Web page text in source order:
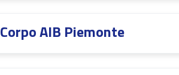
Corpo AIB Piemonte